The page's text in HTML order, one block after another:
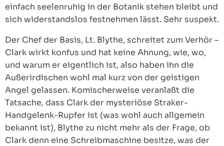
einfach seelenruhig in der Botanik stehen bleibt und
sich widerstandslos festnehmen lässt. Sehr suspekt.
Der Chef der Basis, Lt. Blythe, schreitet zum Verhör –
Clark wirkt konfus und hat keine Ahnung, wie, wo,
und warum er eigentlich ist, also haben ihn die
Außerirdischen wohl mal kurz von der geistigen
Angel gelassen. Komischerweise veranlaßt die
Tatsache, dass Clark der mysteriöse Straker-
Handgelenk-Rupfer ist (was wohl auch allgemein
bekannt ist), Blythe zu nicht mehr als der Frage, ob
Clark denn eine Schreibmaschine besitze, was der